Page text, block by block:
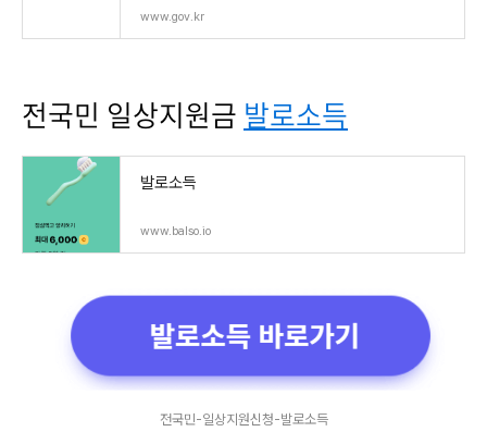
www.gov.kr
전국민 일상지원금 발로소득
발로소득
www.balso.io
전국민-일상지원신청-발로소득